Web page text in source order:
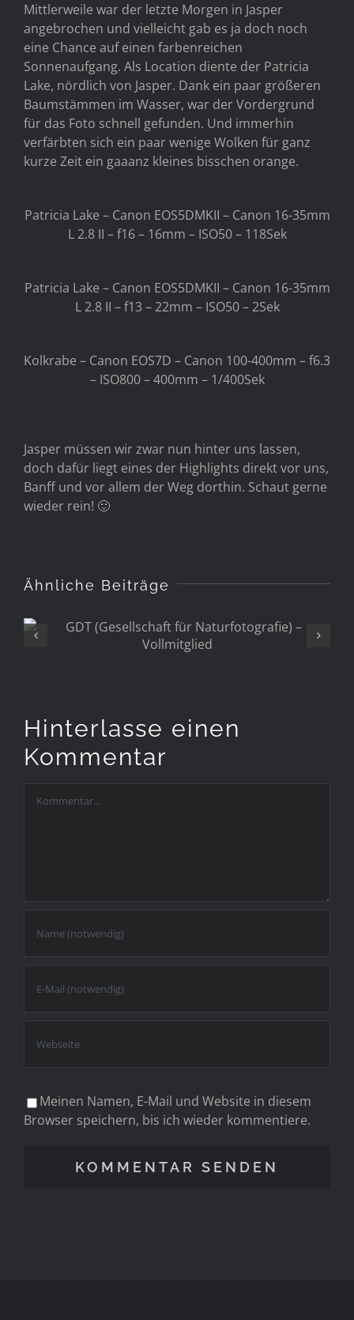
Mittlerweile war der letzte Morgen in Jasper
angebrochen und vielleicht gab es ja doch noch
eine Chance auf einen farbenreichen
Sonnenaufgang. Als Location diente der Patricia
Lake, nördlich von Jasper. Dank ein paar größeren
Baumstämmen im Wasser, war der Vordergrund
für das Foto schnell gefunden. Und immerhin
verfärbten sich ein paar wenige Wolken für ganz
kurze Zeit ein gaaanz kleines bisschen orange.
Patricia Lake – Canon EOS5DMKII – Canon 16-35mm
L 2.8 II – f16 – 16mm – ISO50 – 118Sek
Patricia Lake – Canon EOS5DMKII – Canon 16-35mm
L 2.8 II – f13 – 22mm – ISO50 – 2Sek
Kolkrabe – Canon EOS7D – Canon 100-400mm – f6.3
– ISO800 – 400mm – 1/400Sek
Jasper müssen wir zwar nun hinter uns lassen,
doch dafür liegt eines der Highlights direkt vor uns,
Banff und vor allem der Weg dorthin. Schaut gerne
wieder rein! 🙂
Ähnliche Beiträge
Naturfotografie) –
Hinterlasse einen
Kommentar
Meinen Namen, E-Mail und Website in diesem
Browser speichern, bis ich wieder kommentiere.